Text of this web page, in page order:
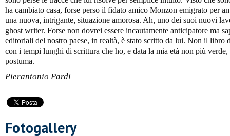
ha cambiato casa, forse perso il fidato amico Monzon emigrato per
una nuova, intrigante, situazione amorosa. Ah, uno dei suoi nuovi
ghost writer. Forse non dovrei essere incautamente anticipatore ma
editoriali del nostro paese, in realtà, è stato scritto da lui. Non il libro
con i tempi lunghi di scrittura che ho, e data la mia età non più
postuma.
Pierantonio Pardi
Fotogallery